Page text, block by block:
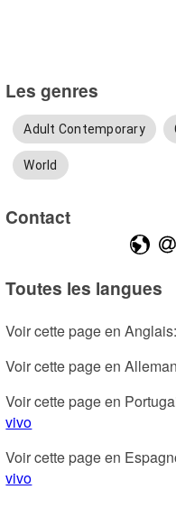
Les genres
Adult Contemporary
World
Contact
Toutes les langues
Voir cette page en Anglais:
Voir cette page en
Voir cette page en
vivo
Voir cette page en
vivo